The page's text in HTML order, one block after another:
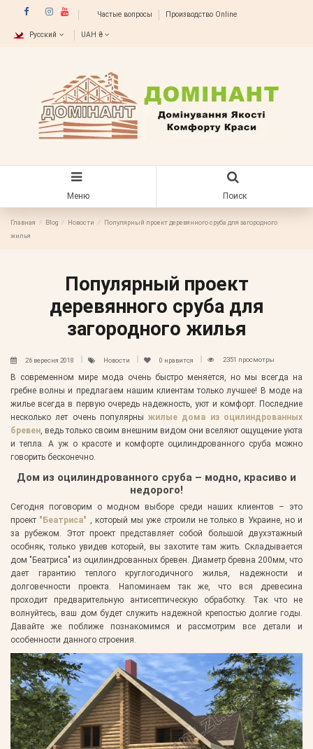
Частые вопросы Производство Online
Русский UAH ₴
Меню Поиск
Главная Blog Новости
Популярный проект деревянного сруба для загородного
жилья
Популярный проект
деревянного сруба для
загородного жилья
26 вересня 2018 Новости 0 нравится 2351 просмотры
В современном мире мода очень быстро меняется, но мы всегда на
гребне волны и предлагаем нашим клиентам только лучшее! В моде на
жилье всегда в первую очередь надежность, уют и комфорт. Последние
несколько лет очень популярныжилые дома из оцилиндрованных
бревен, ведь только своим внешним видом они вселяют ощущение уюта
и тепла. А уж о красоте и комфорте оцилиндрованного сруба можно
говорить бесконечно.
Дом из оцилиндрованного сруба – модно, красиво и
недорого!
Сегодня поговорим о модном выборе среди наших клиентов – это
проект "Беатриса" , который мы уже строили не только в Украине, но и
за рубежом. Этот проект представляет собой большой двухэтажный
особняк, только увидев который, вы захотите там жить. Складывается
дом "Беатриса" из оцилиндрованных бревен. Диаметр бревна 200мм, что
дает гарантию теплого круглогодичного жилья, надежности и
долговечности проекта. Напоминаем так же, что вся древесина
проходит предварительную антисептическую обработку. Так что не
волнуйтесь, ваш дом будет служить надежной крепостью долгие годы.
Давайте же поближе познакомимся и рассмотрим все детали и
особенности данного строения.